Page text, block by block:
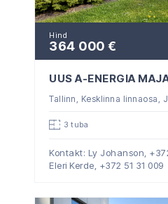
Hind
364 000 €
UUS A-ENERGIA
Tallinn, Kesklinna linnaosa,
3 tuba
Kontakt: Ly Johanson,
Eleri Kerde, +372 51 31 009